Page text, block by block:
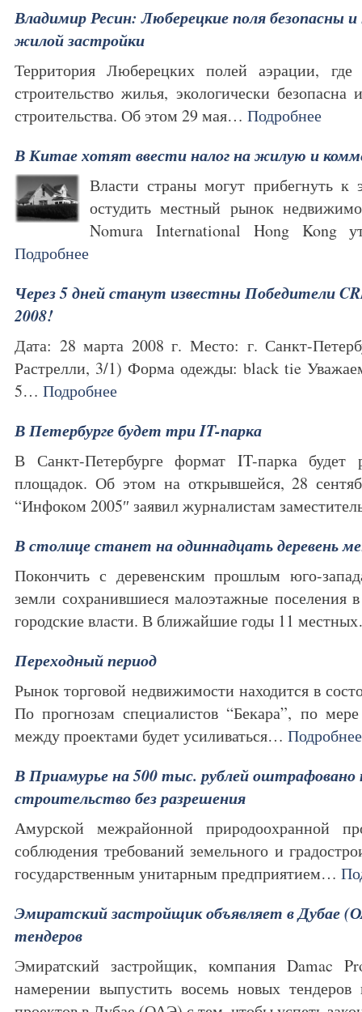
Владимир Ресин: Люберецкие поля безопасны и
жилой застройки
Территория Люберецких полей аэрации, где
строительство жилья, экологически
строительства. Об этом 29 мая… Подробнее
В Китае хотят ввести налог на жилую и
Власти страны могут прибегнуть к
остудить местный рынок
Nomura International Hong Kong
Подробнее
Через 5 дней станут известны Победители
2008!
Дата: 28 марта 2008 г. Место: г. Санкт-
Растрелли, 3/1) Форма одежды: black tie
5… Подробнее
В Петербурге будет три IT-парка
В Санкт-Петербурге формат IT-парка будет
площадок. Об этом на открывшейся, 28
“Инфоком 2005″ заявил журналистам
В столице станет на одиннадцать деревень
Покончить с деревенским прошлым юго-
земли сохранившиеся малоэтажные
городские власти. В ближайшие годы 11
Переходный период
Рынок торговой недвижимости находится в
По прогнозам специалистов “Бекара”, по
между проектами будет усиливаться… Подробнее
В Приамурье на 500 тыс. рублей оштрафовано
строительство без разрешения
Амурской межрайонной природоохранной
соблюдения требований земельного и
государственным унитарным предприятием…
Эмиратский застройщик объявляет в Дубае
тендеров
Эмиратский застройщик, компания Damac
намерении выпустить восемь новых тендеров